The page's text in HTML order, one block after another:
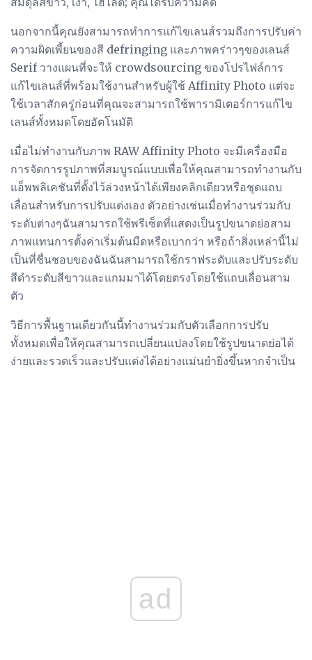
นอกจากนี้คุณยังสามารถทำการแก้ไขเลนส์รวมถึงการปรับค่า
ความผิดเพี้ยนของสี defringing และภาพคร่าวๆของเลนส์
Serif วางแผนที่จะให้ crowdsourcing ของโปรไฟล์การ
แก้ไขเลนส์ที่พร้อมใช้งานสำหรับผู้ใช้ Affinity Photo แต่จะ
ใช้เวลาสักครู่ก่อนที่คุณจะสามารถใช้พารามิเตอร์การแก้ไข
เลนส์ทั้งหมดโดยอัตโนมัติ
เมื่อไม่ทำงานกับภาพ RAW Affinity Photo จะมีเครื่องมือ
การจัดการรูปภาพที่สมบูรณ์แบบเพื่อให้คุณสามารถทำงานกับ
แอ็พพลิเคชันที่ตั้งไว้ล่วงหน้าได้เพียงคลิกเดียวหรือชุดแถบ
เลื่อนสำหรับการปรับแต่งเอง ตัวอย่างเช่นเมื่อทำงานร่วมกับ
ระดับต่างๆฉันสามารถใช้พรีเซ็ตที่แสดงเป็นรูปขนาดย่อสาม
ภาพแทนการตั้งค่าเริ่มต้นมืดหรือเบากว่า หรือถ้าสิ่งเหล่านี้ไม่
เป็นที่ชื่นชอบของฉันฉันสามารถใช้กราฟระดับและปรับระดับ
สีดำระดับสีขาวและแกมมาได้โดยตรงโดยใช้แถบเลื่อนสาม
ตัว
วิธีการพื้นฐานเดียวกันนี้ทำงานร่วมกับตัวเลือกการปรับ
ทั้งหมดเพื่อให้คุณสามารถเปลี่ยนแปลงโดยใช้รูปขนาดย่อได้
ง่ายและรวดเร็วและปรับแต่งได้อย่างแม่นยำยิ่งขึ้นหากจำเป็น
ad